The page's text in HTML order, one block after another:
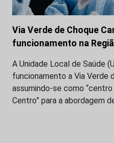
Via Verde de Choque
funcionamento na
A Unidade Local de Saúde
funcionamento a Via Verde
assumindo-se como
Centro” para a abordagem